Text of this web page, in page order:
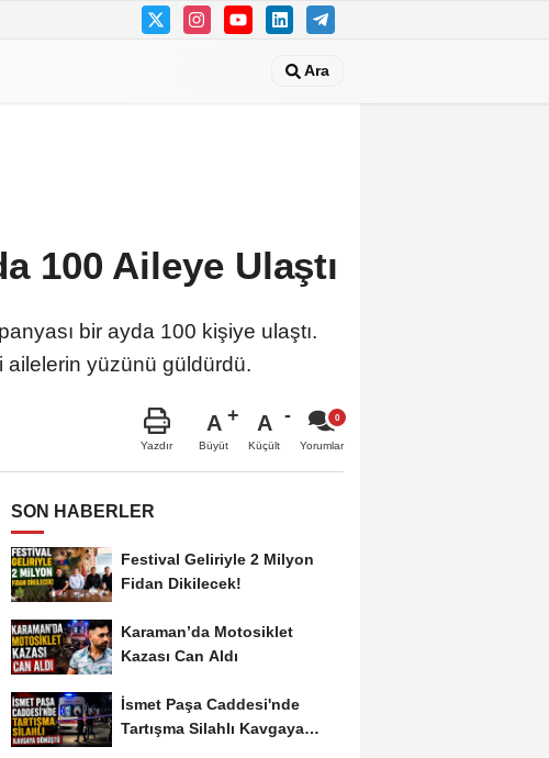
Ara
100 Aileye Ulaştı
bir ayda 100 kişiye ulaştı.
ailelerin yüzünü güldürdü.
Yazdır
A
Büyüt
A
Küçült Yorumlar
SON HABERLER
Festival Geliriyle 2 Milyon
Fidan Dikilecek!
Karaman’da Motosiklet
Kazası Can Aldı
İsmet Paşa Caddesi'nde
Tartışma Silahlı Kavgaya